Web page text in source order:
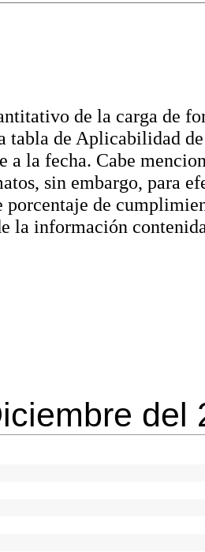
de la carga de
tabla de Aplicabilidad
a la fecha. Cabe
sin embargo, para
de
la información
del